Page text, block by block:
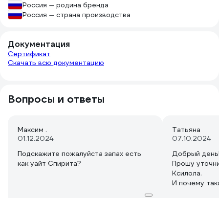
Россия — родина бренда
Россия — страна производства
Документация
Сертификат
Скачать всю документацию
Вопросы и ответы
Максим .
01.12.2024
Подскажите пожалуйста запах есть
как уайт Спирита?
Татьяна
07.10.2024
Добрый
Прошу
Ксилола.
И почему